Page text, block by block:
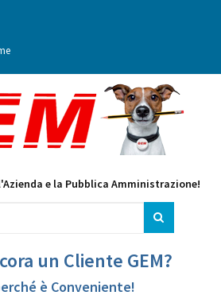
e la Pubblica Amministrazione!
un Cliente GEM?
è Conveniente!